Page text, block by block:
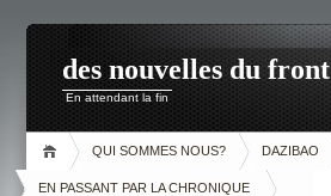
des nouvelles du front
En attendant la fin
QUI SOMMES NOUS? DAZIBAO
EN PASSANT PAR LA CHRONIQUE